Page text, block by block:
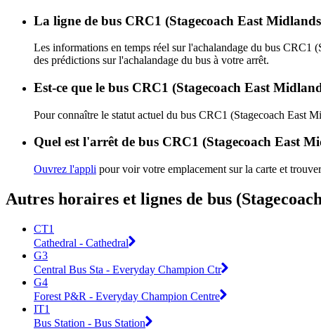
La ligne de bus CRC1 (Stagecoach East
Les informations en temps réel sur l'achalandage du bus CRC1
des prédictions sur l'achalandage du bus à votre arrêt.
Est-ce que le bus CRC1 (Stagecoach East
Pour connaître le statut actuel du bus CRC1 (Stagecoach East
Quel est l'arrêt de bus CRC1 (Stagecoach East
Ouvrez l'appli pour voir votre emplacement sur la carte et
Autres horaires et lignes de bus
CT1
Cathedral - Cathedral
G3
Central Bus Sta - Everyday Champion Ctr
G4
Forest P&R - Everyday Champion Centre
IT1
Bus Station - Bus Station